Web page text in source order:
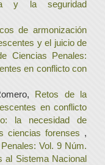
y la seguridad
de armonización
y el juicio de
Ciencias Penales:
en conflicto con
Retos de la
en conflicto
la necesidad de
ciencias forenses ,
Vol. 9 Núm.
al Sistema Nacional